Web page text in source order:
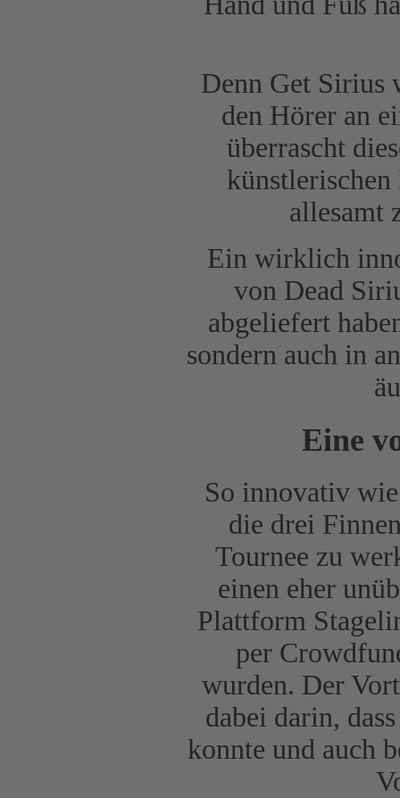
Denn Get Sirius
den Hörer an
überrascht
allesamt
Ein wirklich
von Dead
abgeliefert
sondern auch in
Eine
So innovativ
die drei
Tournee zu
einen eher
Plattform
per
wurden. Der
dabei darin,
konnte und auch